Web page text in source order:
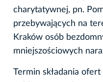
charytatywnej, pn.
przebywających na
Kraków osób
mniejszościowych
Termin składania